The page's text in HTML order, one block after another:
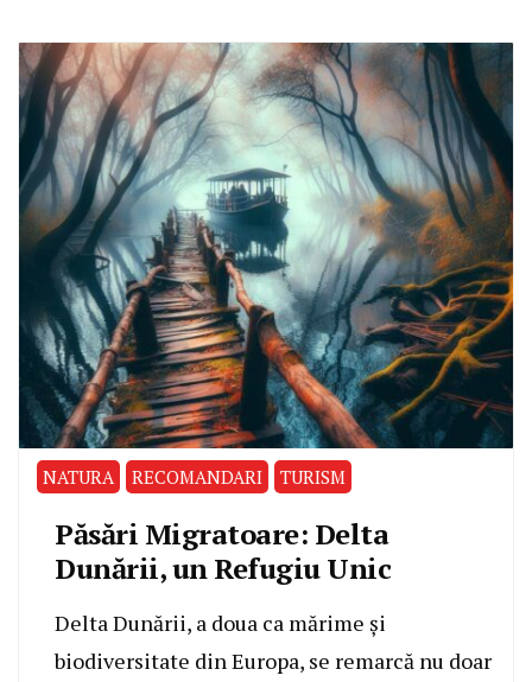
NATURA RECOMANDARI TURISM
Păsări Migratoare: Delta
Dunării, un Refugiu Unic
Delta Dunării, a doua ca mărime și
biodiversitate din Europa, se remarcă nu doar